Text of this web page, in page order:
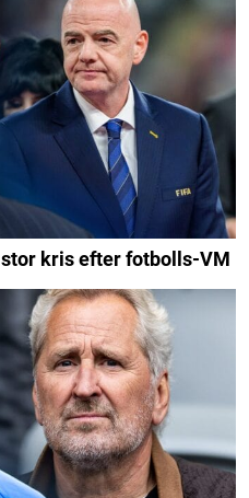
kris efter fotbolls-VM